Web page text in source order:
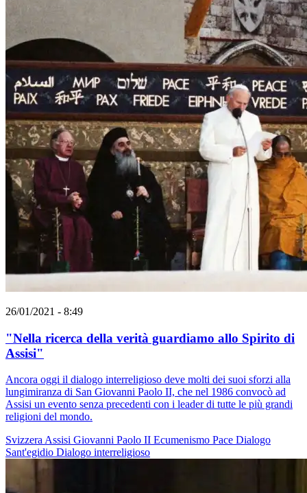
26/01/2021 - 8:49
"Nella ricerca della verità guardiamo allo Spirito di
Assisi"
Ancora oggi il dialogo interreligioso deve molti dei suoi sforzi alla
lungimiranza di San Giovanni Paolo II, che nel 1986 convocò ad
Assisi un evento senza precedenti con i leader di tutte le più grandi
religioni del mondo.
Svizzera Assisi Giovanni Paolo II Ecumenismo Pace Dialogo
Sant'egidio Dialogo interreligioso